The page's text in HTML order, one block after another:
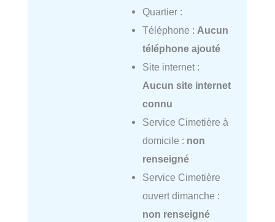
Quartier :
Téléphone : Aucun
téléphone ajouté
Site internet :
Aucun site internet
connu
Service Cimetière à
domicile : non
renseigné
Service Cimetière
ouvert dimanche :
non renseigné